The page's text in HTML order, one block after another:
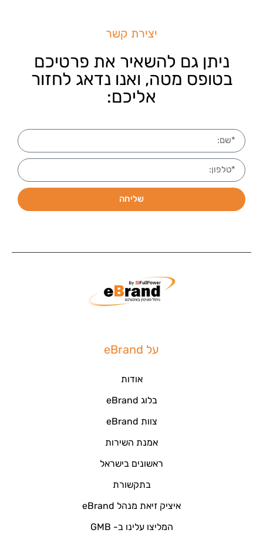
יצירת קשר
ניתן גם להשאיר את פרטיכם
בטופס מטה, ואנו נדאג לחזור
אליכם:
שליחה
על eBrand
אודות
בלוג eBrand
צוות eBrand
אמנת השירות
ראשונים בישראל
בתקשורת
איציק זיאת מנהל eBrand
המליצו עלינו ב- GMB